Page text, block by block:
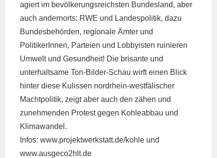
agiert im bevölkerungsreichsten Bundesland, aber
auch andernorts: RWE und Landespolitik, dazu
Bundesbehörden, regionale Ämter und
PolitikerInnen, Parteien und Lobbyisten ruinieren
Umwelt und Gesundheit! Die brisante und
unterhaltsame Ton-Bilder-Schau wirft einen Blick
hinter diese Kulissen nordrhein-westfälischer
Machtpolitik, zeigt aber auch den zähen und
zunehmenden Protest gegen Kohleabbau und
Klimawandel.
Infos: www.projektwerkstatt.de/kohle und
www.ausgeco2hlt.de